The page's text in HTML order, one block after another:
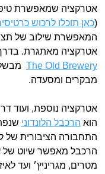
אטרקציה שמאפשרת
(כאן תוכלו לרכוש
המאפשרת שילוב של
אטרקציה מאתגרת. בדרך
The Old Brewery
מבקרים ומסעדה.
אטרקציה נוספת, ועוד
הוא הרכבל הלונדוני
הרכבל מאפשר שיוט
מטרים, מגריניץ׳ ועד